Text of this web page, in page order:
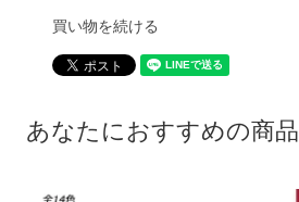
買い物を続ける
あなたにおすすめの商品